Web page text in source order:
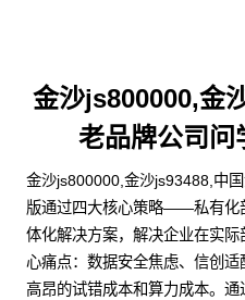
金沙js800000,金
老品牌公司问
金沙js800000,金沙js93488,中
版通过四大核心策略——私有化
体化解决方案，解决企业在实
心痛点：数据安全焦虑、信创
高昂的试错成本和算力成本。